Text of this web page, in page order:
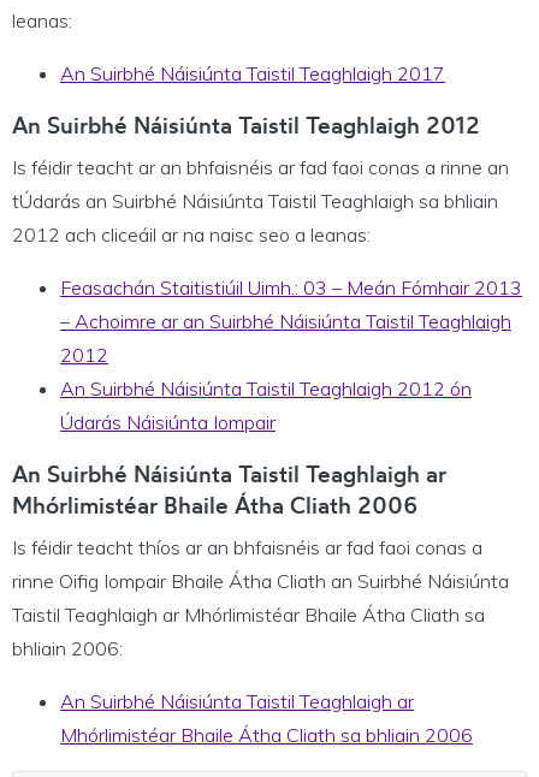
leanas:
An Suirbhé Náisiúnta Taistil Teaghlaigh 2017
An Suirbhé Náisiúnta Taistil Teaghlaigh 2012
Is féidir teacht ar an bhfaisnéis ar fad faoi conas a rinne an
tÚdarás an Suirbhé Náisiúnta Taistil Teaghlaigh sa bhliain
2012 ach cliceáil ar na naisc seo a leanas:
Feasachán Staitistiúil Uimh.: 03 – Meán Fómhair 2013
– Achoimre ar an Suirbhé Náisiúnta Taistil Teaghlaigh
2012
An Suirbhé Náisiúnta Taistil Teaghlaigh 2012 ón
Údarás Náisiúnta Iompair
An Suirbhé Náisiúnta Taistil Teaghlaigh ar
Mhórlimistéar Bhaile Átha Cliath 2006
Is féidir teacht thíos ar an bhfaisnéis ar fad faoi conas a
rinne Oifig Iompair Bhaile Átha Cliath an Suirbhé Náisiúnta
Taistil Teaghlaigh ar Mhórlimistéar Bhaile Átha Cliath sa
bhliain 2006:
An Suirbhé Náisiúnta Taistil Teaghlaigh ar
Mhórlimistéar Bhaile Átha Cliath sa bhliain 2006